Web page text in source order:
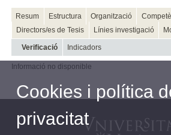
Resum Estructura Organització
Directors/es de Tesis
Línies investigació
Verificació Indicadors
Informació no disponible
Cookies i política
privacitat